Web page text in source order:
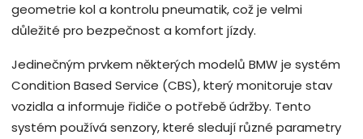
geometrie kol a kontrolu pneumatik, což je velmi
důležité pro bezpečnost a komfort jízdy.
Jedinečným prvkem některých modelů BMW je systém
Condition Based Service (CBS), který monitoruje stav
vozidla a informuje řidiče o potřebě údržby. Tento
systém používá senzory, které sledují různé parametry